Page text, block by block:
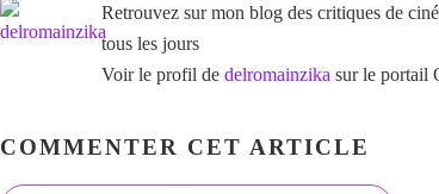
Retrouvez sur mon blog des critiques de
tous les jours
Voir le profil de delromainzika sur le portail
COMMENTER CET ARTICLE